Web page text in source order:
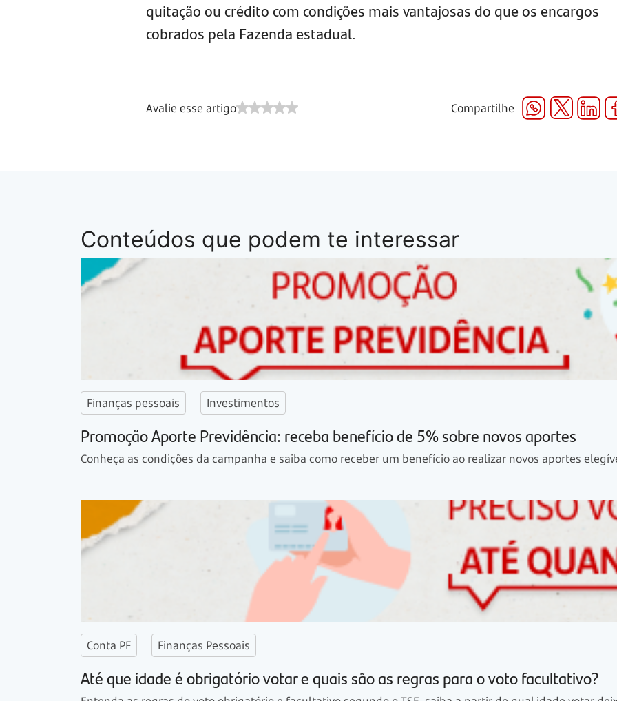
quitação ou crédito com condições mais vantajosas do que os encargos
cobrados pela Fazenda estadual.
Avalie esse artigo Compartilhe
Conteúdos que podem te interessar
Finanças pessoais Investimentos
Promoção Aporte Previdência: receba benefício de 5% sobre novos aportes
Conheça as condições da campanha e saiba como receber um benefício ao realizar novos aportes
Conta PF Finanças Pessoais
Até que idade é obrigatório votar e quais são as regras para o voto facultativo?